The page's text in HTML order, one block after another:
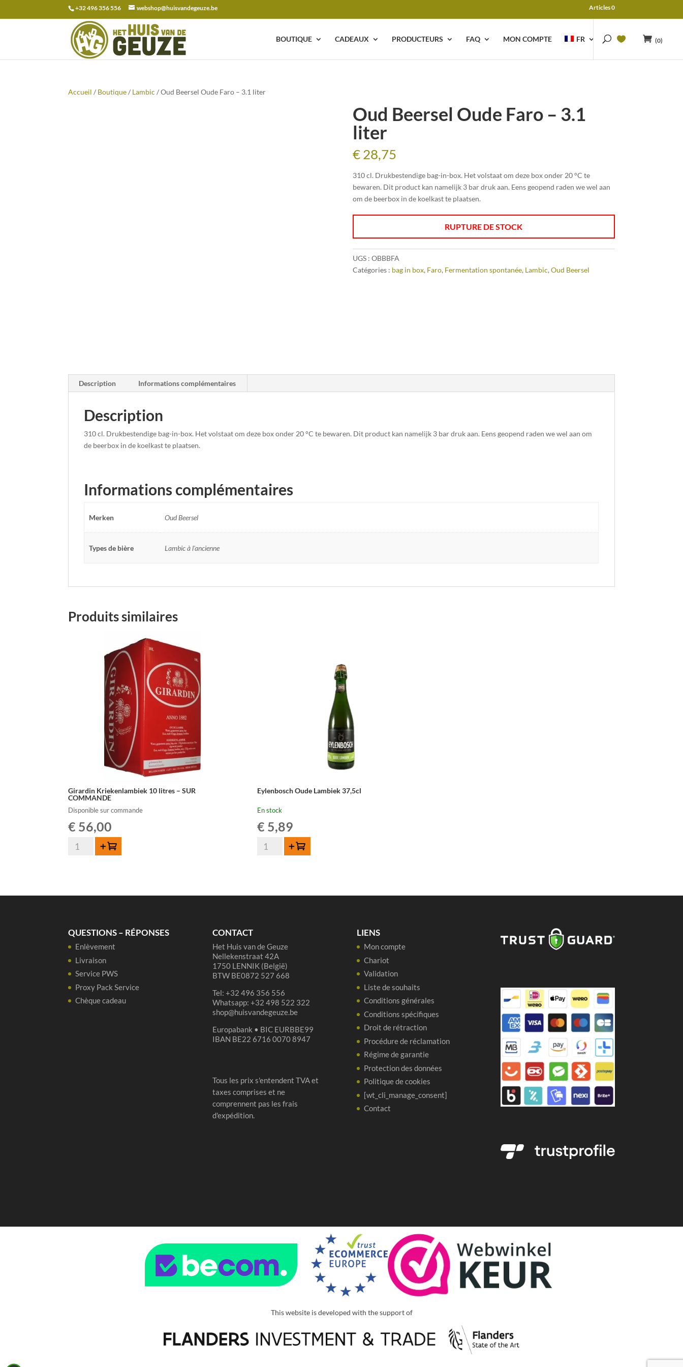
+32 496 356 556 webshop@huisvandegeuze.be Articles 0
BOUTIQUE CADEAUX PRODUCTEURS FAQ MON COMPTE FR (0)
Recherche
pour :
Accueil / Boutique/ Lambic / Oud Beersel Oude Faro – 3.1 liter
Oud Beersel Oude Faro – 3.1
liter
€28,75
310 cl. Drukbestendige bag-in-box. Het volstaat om deze box onder 20 °C te
bewaren. Dit product kan namelijk 3 bar druk aan. Eens geopend raden we wel aan
om de beerbox in de koelkast te plaatsen.
RUPTURE DE STOCK
UGS : OBBBFA
Catégories : bag in box, Faro, Fermentation spontanée, Lambic, Oud Beersel
Description Informations complémentaires
Description
310 cl. Drukbestendige bag-in-box. Het volstaat om deze box onder 20 °C te bewaren. Dit product kan namelijk 3 bar druk aan. Eens geopend raden we wel aan om
de beerbox in de koelkast te plaatsen.
Informations complémentaires
Merken Oud Beersel
Types de bière Lambic à l'ancienne
Produits similaires
Girardin Kriekenlambiek 10 litres – SUR
COMMANDE
Disponible sur commande
€ 56,00
quantité
COMMANDE
Ajouter au panier
Eylenbosch Oude Lambiek 37,5cl
En stock
€ 5,89
quantité
Ajouter au panier
QUESTIONS – RÉPONSES
Enlèvement
Livraison
Service PWS
Proxy Pack Service
Chèque cadeau
CONTACT
Het Huis van de Geuze
Nellekenstraat 42A
1750 LENNIK (België)
BTW BE0872 527 668
Tel: +32 496 356 556
Whatsapp: +32 498 522 322
shop@huisvandegeuze.be
Europabank • BIC EURBBE99
IBAN BE22 6716 0070 8947
Tous les prix s'entendent TVA et
taxes comprises et ne
comprennent pas les frais
d'expédition.
LIENS
Mon compte
Chariot
Validation
Liste de souhaits
Conditions générales
Conditions spécifiques
Droit de rétraction
Procédure de réclamation
Régime de garantie
Protection des données
Politique de cookies
[wt_cli_manage_consent]
Contact
This website is developed with the support of